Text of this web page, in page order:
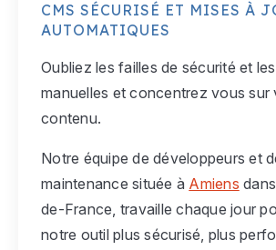
CMS SÉCURISÉ ET MISES À
AUTOMATIQUES
Oubliez les failles de sécurité et
manuelles et concentrez vous sur
contenu.
Notre équipe de développeurs et
maintenance située à Amiens
de-France, travaille chaque jour
notre outil plus sécurisé, plus